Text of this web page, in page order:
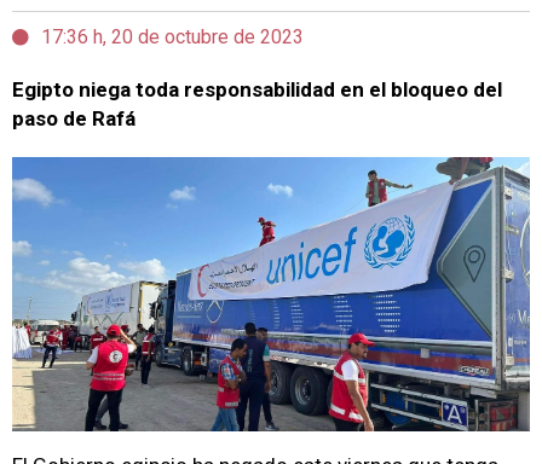
17:36 h, 20 de octubre de 2023
Egipto niega toda responsabilidad en el bloqueo del
paso de Rafá